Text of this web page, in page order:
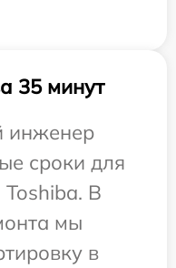
35 минут
инженер
сроки для
Toshiba. В
мы
в